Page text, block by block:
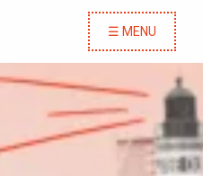
☰ MENU